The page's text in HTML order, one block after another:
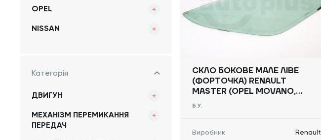
OPEL
NISSAN
Категорія
ДВИГУН
МЕХАНІЗМ ПЕРЕМИКАННЯ
ПЕРЕДАЧ
СКЛО БОКОВЕ МАЛЕ ЛІВЕ
(ФОРТОЧКА) RENAULT
MASTER (OPEL MOVANO,
NISSAN NV400) 2010 -,
Б.У.
Виробник
Renault